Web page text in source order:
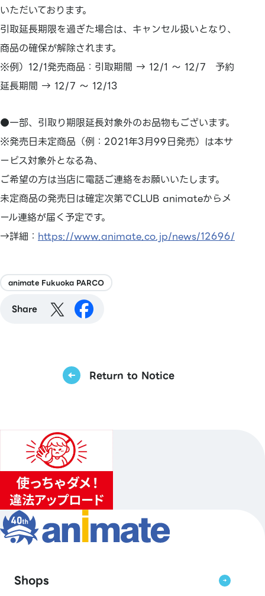
いただいております。
引取延長期限を過ぎた場合は、キャンセル扱いとなり、
商品の確保が解除されます。
※例）12/1発売商品：引取期間 → 12/1 ～ 12/7 予約
延長期間 → 12/7 ～ 12/13
●一部、引取り期限延長対象外のお品物もございます。
※発売日未定商品（例：2021年3月99日発売）は本サ
ービス対象外となる為、
ご希望の方は当店に電話ご連絡をお願いいたします。
未定商品の発売日は確定次第でCLUB animateからメ
ール連絡が届く予定です。
→詳細： https://www.animate.co.jp/news/12696/
animate Fukuoka PARCO
Share
Return to Notice
Shops